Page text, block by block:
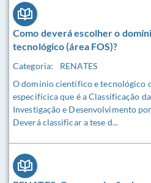
Como deverá escolher o
tecnológico (área FOS)?
Categoria:
RENATES
O domínio científico e tecnológico
especifícica que é a Classificação
Investigação e Desenvolvimento
Deverá classificar a tese d...